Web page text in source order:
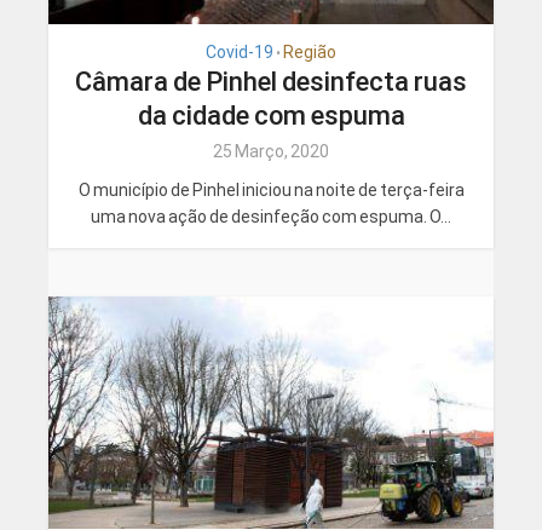
Covid-19 • Região
Câmara de Pinhel desinfecta ruas
da cidade com espuma
25 Março, 2020
O município de Pinhel iniciou na noite de terça-feira
uma nova ação de desinfeção com espuma. O...